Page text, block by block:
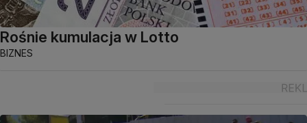
Rośnie kumulacja w Lotto
BIZNES